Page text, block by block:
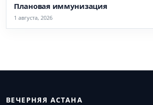
Плановая иммунизация
1 августа, 2026
ВЕЧЕРНЯЯ АСТАНА